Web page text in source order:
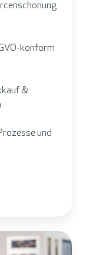
konform
&
und